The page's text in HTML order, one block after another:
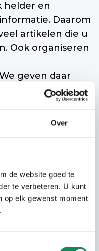
Over
de website goed te
te verbeteren. U kunt
op elk gewenst moment
helder en
Daarom
artikelen die u
Ook organiseren
geven daar
u zich al
moment dat u
heeft.
de andere
hele stap. We
U bent altijd
02 of mail even